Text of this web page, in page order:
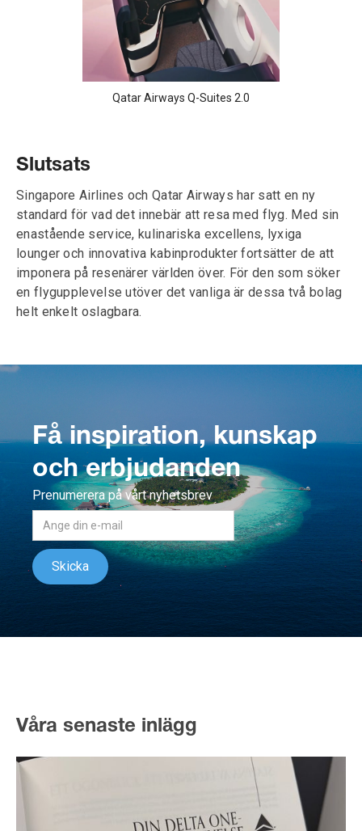
Qatar Airways Q-Suites 2.0
Slutsats
Singapore Airlines och Qatar Airways har satt en ny
standard för vad det innebär att resa med flyg. Med sin
enastående service, kulinariska excellens, lyxiga
lounger och innovativa kabinprodukter fortsätter de att
imponera på resenärer världen över. För den som söker
en flygupplevelse utöver det vanliga är dessa två bolag
helt enkelt oslagbara.
Få inspiration, kunskap
och erbjudanden
Prenumerera på vårt nyhetsbrev
Våra senaste inlägg